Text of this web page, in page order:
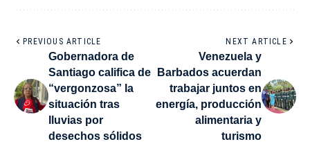
PREVIOUS ARTICLE
Gobernadora de
Santiago califica de
“vergonzosa” la
situación tras
lluvias por
desechos sólidos
NEXT ARTICLE
Venezuela y
Barbados acuerdan
trabajar juntos en
energía, producción
alimentaria y
turismo